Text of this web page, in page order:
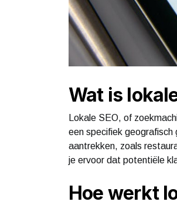
Wat is
Lokale SEO, of
een specifiek geografisch
aantrekken, zoals
je ervoor dat potentiële
Hoe werkt